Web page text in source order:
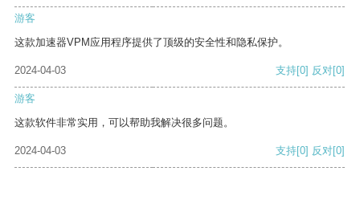
游客
这款加速器VPM应用程序提供了顶级的安全性和隐私保护。
2024-04-03 支持[0] 反对[0]
游客
这款软件非常实用，可以帮助我解决很多问题。
2024-04-03 支持[0] 反对[0]